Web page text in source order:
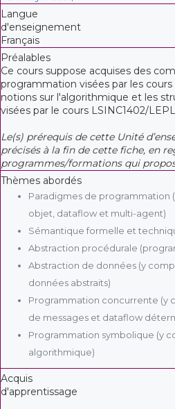
Langue
d'enseignement
Français
Préalables
Ce cours suppose acquises des
programmation visées par les cours
notions sur l'algorithmique et les
visées par le cours LSINC1402/
Le(s) prérequis de cette Unité
précisés à la fin de cette fiche, en
programmes/formations qui
Thèmes abordés
Paradigmes de programmation
objet, dataflow et multi-agent)
Sémantique formelle et
Abstraction procédurale
Abstraction de données (y
données abstraits)
Programmation concurrente (y
de messages et dataflow
Programmation symbolique (y
algorithmique)
Acquis
d'apprentissage